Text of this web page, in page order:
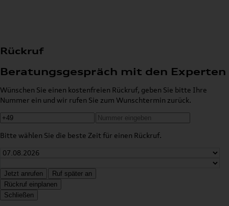
Rückruf
Beratungsgespräch mit den Experten
Wünschen Sie einen kostenfreien Rückruf, geben Sie bitte Ihre
Nummer ein und wir rufen Sie zum Wunschtermin zurück.
Bitte wählen Sie die beste Zeit für einen Rückruf.
Jetzt anrufen
Ruf später an
Rückruf einplanen
Schließen